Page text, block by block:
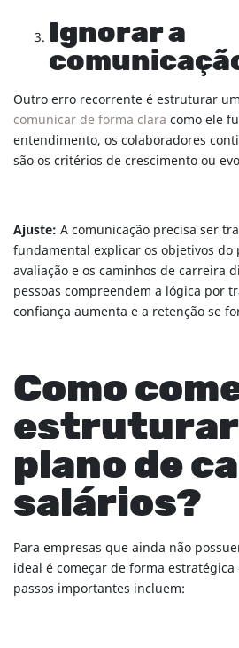
Ignorar a
Outro erro recorrente é estruturar
comunicar de forma clara como ele
entendimento, os colaboradores
são os critérios de crescimento ou
Ajuste: A comunicação precisa ser
fundamental explicar os objetivos do
avaliação e os caminhos de carreira
pessoas compreendem a lógica por
confiança aumenta e a retenção se
Como
estruturar
plano de
salários?
Para empresas que ainda não
ideal é começar de forma
passos importantes incluem: